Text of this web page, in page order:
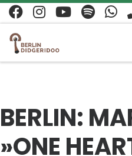
Zum Inhalt springen
BERLIN:
»ONE